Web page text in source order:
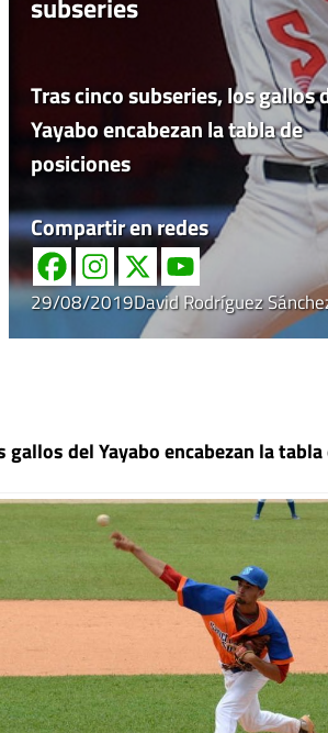
Tras cinco subseries, los gallos
Yayabo encabezan la tabla de
posiciones
Compartir en redes
29/08/2019David Rodríguez
del Yayabo encabezan la